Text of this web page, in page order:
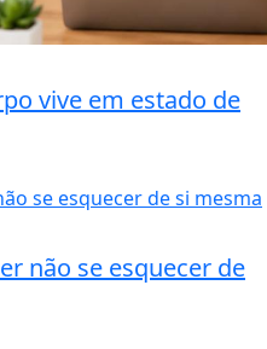
vive em estado de
não se esquecer de